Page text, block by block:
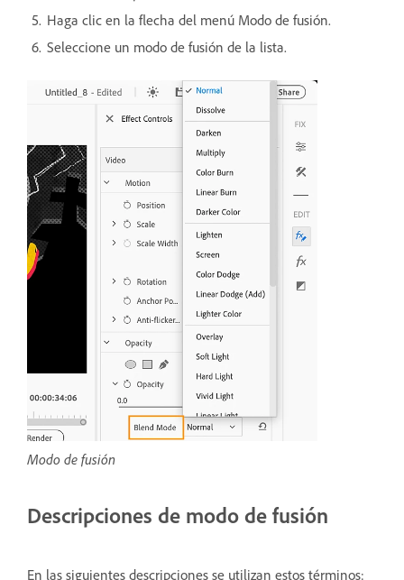
Haga clic en la flecha del menú Modo de fusión.
Seleccione un modo de fusión de la lista.
Modo de fusión
Descripciones de modo de fusión
En las siguientes descripciones se utilizan estos términos: